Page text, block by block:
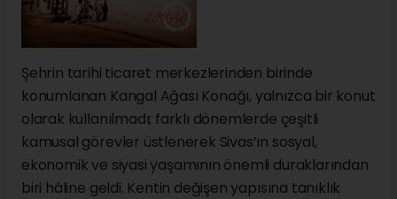
Şehrin tarihi ticaret merkezlerinden birinde
konumlanan Kangal Ağası Konağı, yalnızca bir konut
olarak kullanılmadı; farklı dönemlerde çeşitli
kamusal görevler üstlenerek Sivas’ın sosyal,
ekonomik ve siyasi yaşamının önemli duraklarından
biri hâline geldi. Kentin değişen yapısına tanıklık